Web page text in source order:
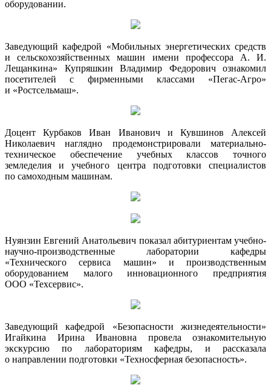
оборудовании.
Заведующий кафедрой «Мобильных энергетических средств
и сельскохозяйственных машин имени профессора А. И.
Лещанкина» Купряшкин Владимир Федорович ознакомил
посетителей с фирменными классами «Пегас-Агро»
и «Ростсельмаш».
Доцент Курбаков Иван Иванович и Кувшинов Алексей
Николаевич наглядно продемонстрировали материально-
техническое обеспечение учебных классов точного
земледелия и учебного центра подготовки специалистов
по самоходным машинам.
Нуянзин Евгений Анатольевич показал абитуриентам учебно-
научно-производственные лаборатории кафедры
«Технического сервиса машин» и производственным
оборудованием малого инновационного предприятия
ООО «Техсервис».
Заведующий кафедрой «Безопасности жизнедеятельности»
Игайкина Ирина Ивановна провела ознакомительную
экскурсию по лабораториям кафедры, и рассказала
о направлении подготовки «Техносферная безопасность».